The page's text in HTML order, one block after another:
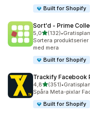
Built for Shopify
Sort'd ‑ Prime
5,0av 5 stjärnor
(132)
132 recensioner totalt
•
Sortera
med mera
Built for Shopify
Trackify Facebook
4,8av 5 stjärnor
(351)
351 recensioner totalt
•
Spåra Meta-pixlar
Built for Shopify